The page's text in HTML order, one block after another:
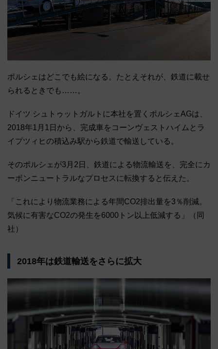
ポルシェはどこでも絵になる。たとえそれが、鉄道に載せ
られるときでも……。
ドイツ シュトゥットガルトに本社を置くポルシェAGは、
2018年1月1日から、完成車をコーンヴェストハイムとラ
イプツィヒの積込み駅から鉄道で輸送している。
そのポルシェが3月2日、鉄道による物流輸送を、完全にカ
ーボンニュートラルなプロセスに転換すると伝えた。
「これにより物流業務による年間CO2排出量を3％削減。
気候に有害なCO2の発生を6000トン以上低減する」（同
社）
2018年は鉄道輸送をさらに拡大